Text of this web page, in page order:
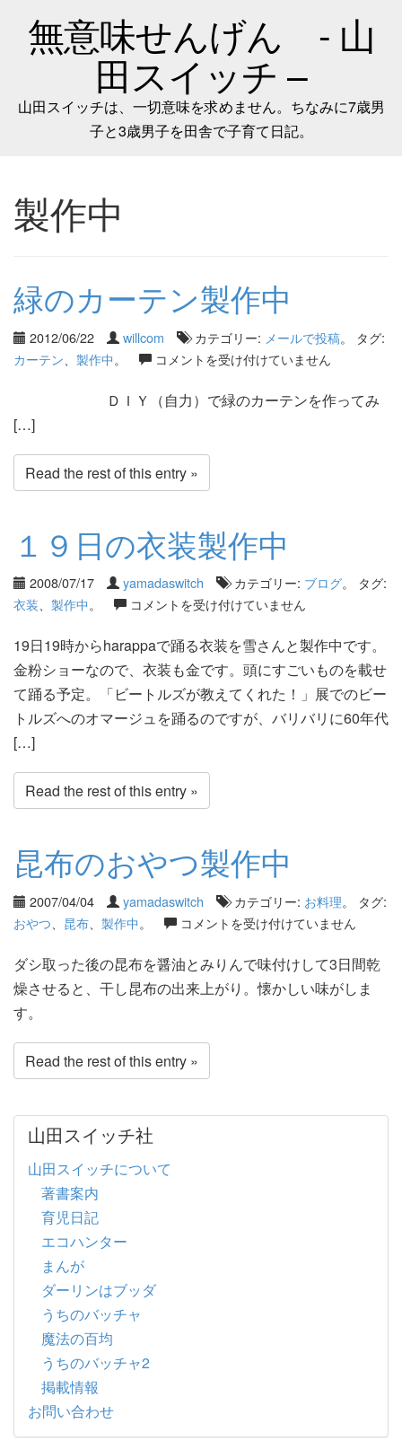
無意味せんげん - 山
田スイッチ –
山田スイッチは、一切意味を求めません。ちなみに7歳男
子と3歳男子を田舎で子育て日記。
製作中
緑のカーテン製作中
2012/06/22 willcom カテゴリー: メールで投稿。 タグ:
カーテン
製作中。 コメントを受け付けていません
ＤＩＹ（自力）で緑のカーテンを作ってみ
[…]
Read the rest of this entry »
１９日の衣装製作中
2008/07/17 yamadaswitch カテゴリー: ブログ。 タグ:
衣装
製作中。 コメントを受け付けていません
19日19時からharappaで踊る衣装を雪さんと製作中です。
金粉ショーなので、衣装も金です。頭にすごいものを載せ
て踊る予定。「ビートルズが教えてくれた！」展でのビー
トルズへのオマージュを踊るのですが、バリバリに60年代
[…]
Read the rest of this entry »
昆布のおやつ製作中
2007/04/04 yamadaswitch カテゴリー: お料理。 タグ:
おやつ
昆布 製作中。 コメントを受け付けていません
ダシ取った後の昆布を醤油とみりんで味付けして3日間乾
燥させると、干し昆布の出来上がり。懐かしい味がしま
す。
Read the rest of this entry »
山田スイッチ社
山田スイッチについて
著書案内
育児日記
エコハンター
まんが
ダーリンはブッダ
うちのバッチャ
魔法の百均
うちのバッチャ2
掲載情報
お問い合わせ